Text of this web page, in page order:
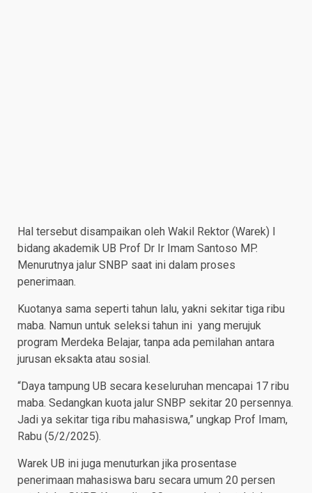
Hal tersebut disampaikan oleh Wakil Rektor (Warek) I
bidang akademik UB Prof Dr Ir Imam Santoso MP.
Menurutnya jalur SNBP saat ini dalam proses
penerimaan.
Kuotanya sama seperti tahun lalu, yakni sekitar tiga ribu
maba. Namun untuk seleksi tahun ini yang merujuk
program Merdeka Belajar, tanpa ada pemilahan antara
jurusan eksakta atau sosial.
“Daya tampung UB secara keseluruhan mencapai 17 ribu
maba. Sedangkan kuota jalur SNBP sekitar 20 persennya.
Jadi ya sekitar tiga ribu mahasiswa,” ungkap Prof Imam,
Rabu (5/2/2025).
Warek UB ini juga menuturkan jika prosentase
penerimaan mahasiswa baru secara umum 20 persen